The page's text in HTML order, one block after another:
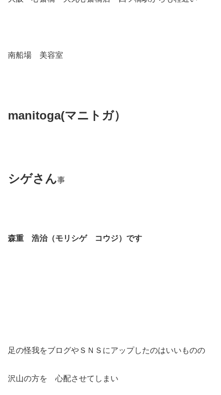
南船場 美容室
manitoga(マニトガ）
シゲさん事
森重 浩治（モリシゲ コウジ）です
足の怪我をブログやＳＮＳにアップしたのはいいものの
沢山の方を 心配させてしまい